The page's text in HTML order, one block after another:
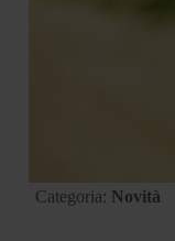
Categoria: Novità